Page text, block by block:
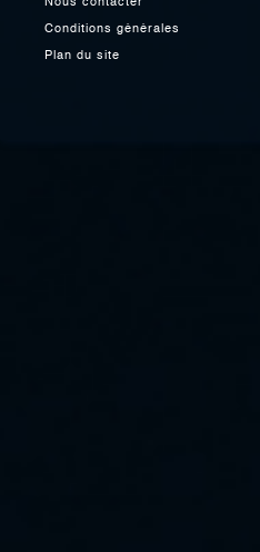
Nous contacter
Conditions générales
Plan du site